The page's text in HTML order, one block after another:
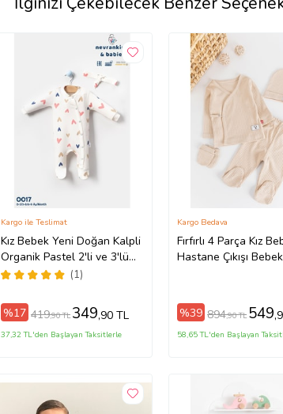
Kız Bebek Yeni Doğan Kalpli
Organik Pastel 2'li ve 3'lü
setler (Krem) (1)
Kargo ile Teslimat
%17 419,90 TL 349,90 TL
37,32 TL'den Başlayan Taksitlerle
Fırfırlı 4 Parça Kız
Hastane Çıkışı Bebek
Kargo Bedava
%39 894,90 TL 549
58,65 TL'den Başlayan